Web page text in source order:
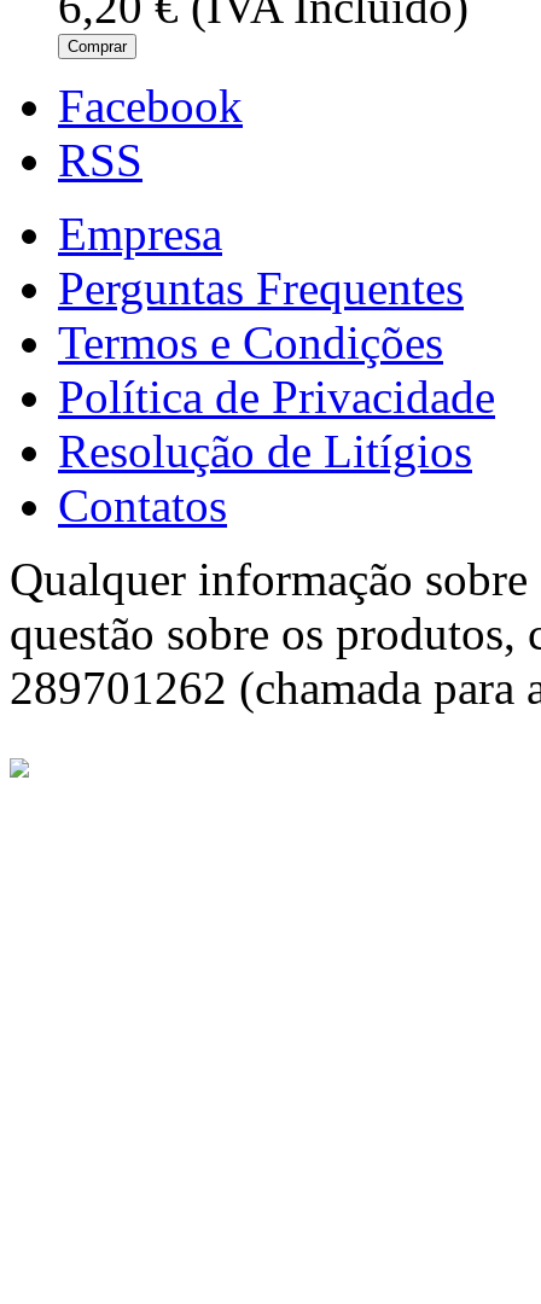
Comprar
Facebook
RSS
Empresa
Perguntas Frequentes
Termos e Condições
Política de Privacidade
Resolução de Litígios
Contatos
Qualquer informação
questão sobre os
289701262 (chamada para